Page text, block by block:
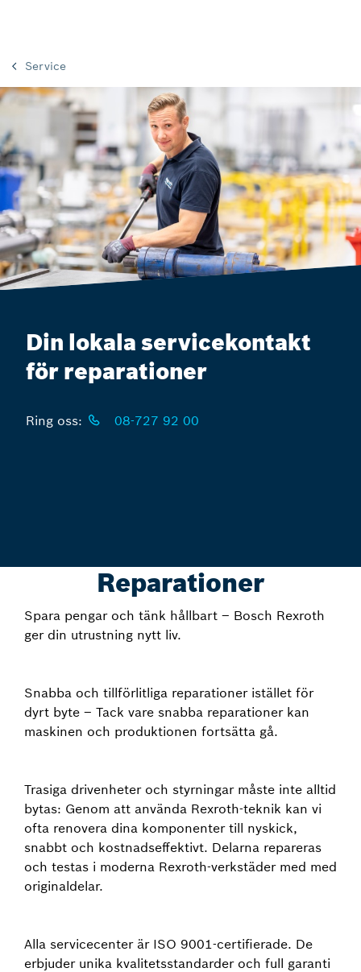
Service
Din lokala servicekontakt
för reparationer
Ring oss: 08-727 92 00
Reparationer
Spara pengar och tänk hållbart – Bosch Rexroth
ger din utrustning nytt liv.
Snabba och tillförlitliga reparationer istället för
dyrt byte – Tack vare snabba reparationer kan
maskinen och produktionen fortsätta gå.
Trasiga drivenheter och styrningar måste inte alltid
bytas: Genom att använda Rexroth-teknik kan vi
ofta renovera dina komponenter till nyskick,
snabbt och kostnadseffektivt. Delarna repareras
och testas i moderna Rexroth-verkstäder med med
originaldelar.
Alla servicecenter är ISO 9001-certifierade. De
erbjuder unika kvalitetsstandarder och full garanti